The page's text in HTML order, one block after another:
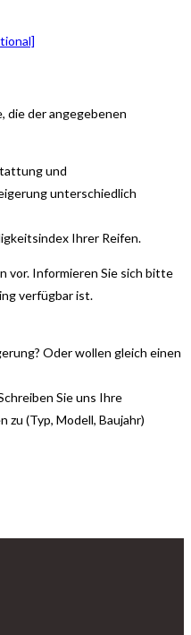
die der angegebenen
und
unterschiedlich
Ihrer Reifen.
vor. Informieren Sie sich bitte
verfügbar ist.
Oder wollen gleich einen
Sie uns Ihre
zu (Typ, Modell, Baujahr)